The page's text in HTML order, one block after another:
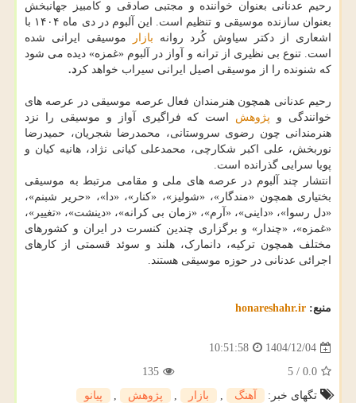
رحیم عدنانی بعنوان خواننده و مجتبی صادقی و کامبیز جهانبخش
بعنوان سازنده موسیقی و تنظیم است. این آلبوم در دی ماه ۱۴۰۴ با
اشعاری از دکتر سیاوش کُرد روانه بازار
موسیقی ایرانی شده
است. تنوع بی نظیری از ترانه و آواز در آلبوم «غمزه» دیده می شود
که شنونده را از موسیقی اصیل ایرانی سیراب خواهد کر د.
رحیم عدنانی همچون هنرمندان فعال عرصه موسیقی در عرصه های
خوانندگی و پژوهش است که فراگیری آواز و موسیقی را نزد
هنرمندانی چون رضوی سروستانی، محمدرضا شجریان، حمیدرضا
نوربخش، علی اکبر شکارچی، محمدعلی کیانی نژاد، هانیه کیان و
پویا سرایی گذرانده است.
انتشار چند آلبوم در عرصه های ملی و مقامی مرتبط به موسیقی
بختیاری همچون «مندگار»، «شولیز»، «کنار»، «دا»، «حریر شبنم»،
«دل رسوا»، «داینی»، «آرم»، «زمان بی کرانه»، «دینشت»، «تغییر»،
«غمزه»، «چندار» و برگزاری چندین کنسرت در ایران و کشورهای
مختلف همچون ترکیه، دانمارک، هلند و سوئد قسمتی از کارهای
اجرائی عدنانی در حوزه موسیقی هستند.
منبع: honareshahr.ir
1404/12/04
10:51:58
0.0
/
5
135
تگهای خبر:
آهنگ , بازار , پژوهش , پیانو